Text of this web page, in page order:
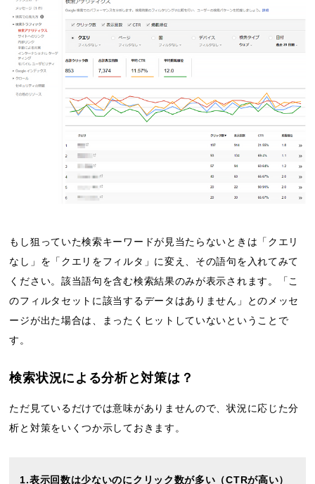
もし狙っていた検索キーワードが見当たらないときは「クエリ
なし」を「クエリをフィルタ」に変え、その語句を入れてみて
ください。該当語句を含む検索結果のみが表示されます。「こ
のフィルタセットに該当するデータはありません」とのメッセ
ージが出た場合は、まったくヒットしていないということで
す。
検索状況による分析と対策は？
ただ見ているだけでは意味がありませんので、状況に応じた分
析と対策をいくつか示しておきます。
1.表示回数は少ないのにクリック数が多い（CTRが高い）